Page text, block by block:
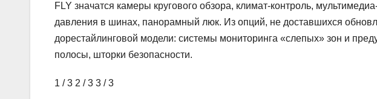
FLY значатся камеры кругового обзора, климат-контроль,
давления в шинах, панорамный люк. Из опций, не доставшихся
дорестайлинговой модели: системы мониторинга «слепых» зон и
полосы, шторки безопасности.
1 / 3 2 / 3 3 / 3